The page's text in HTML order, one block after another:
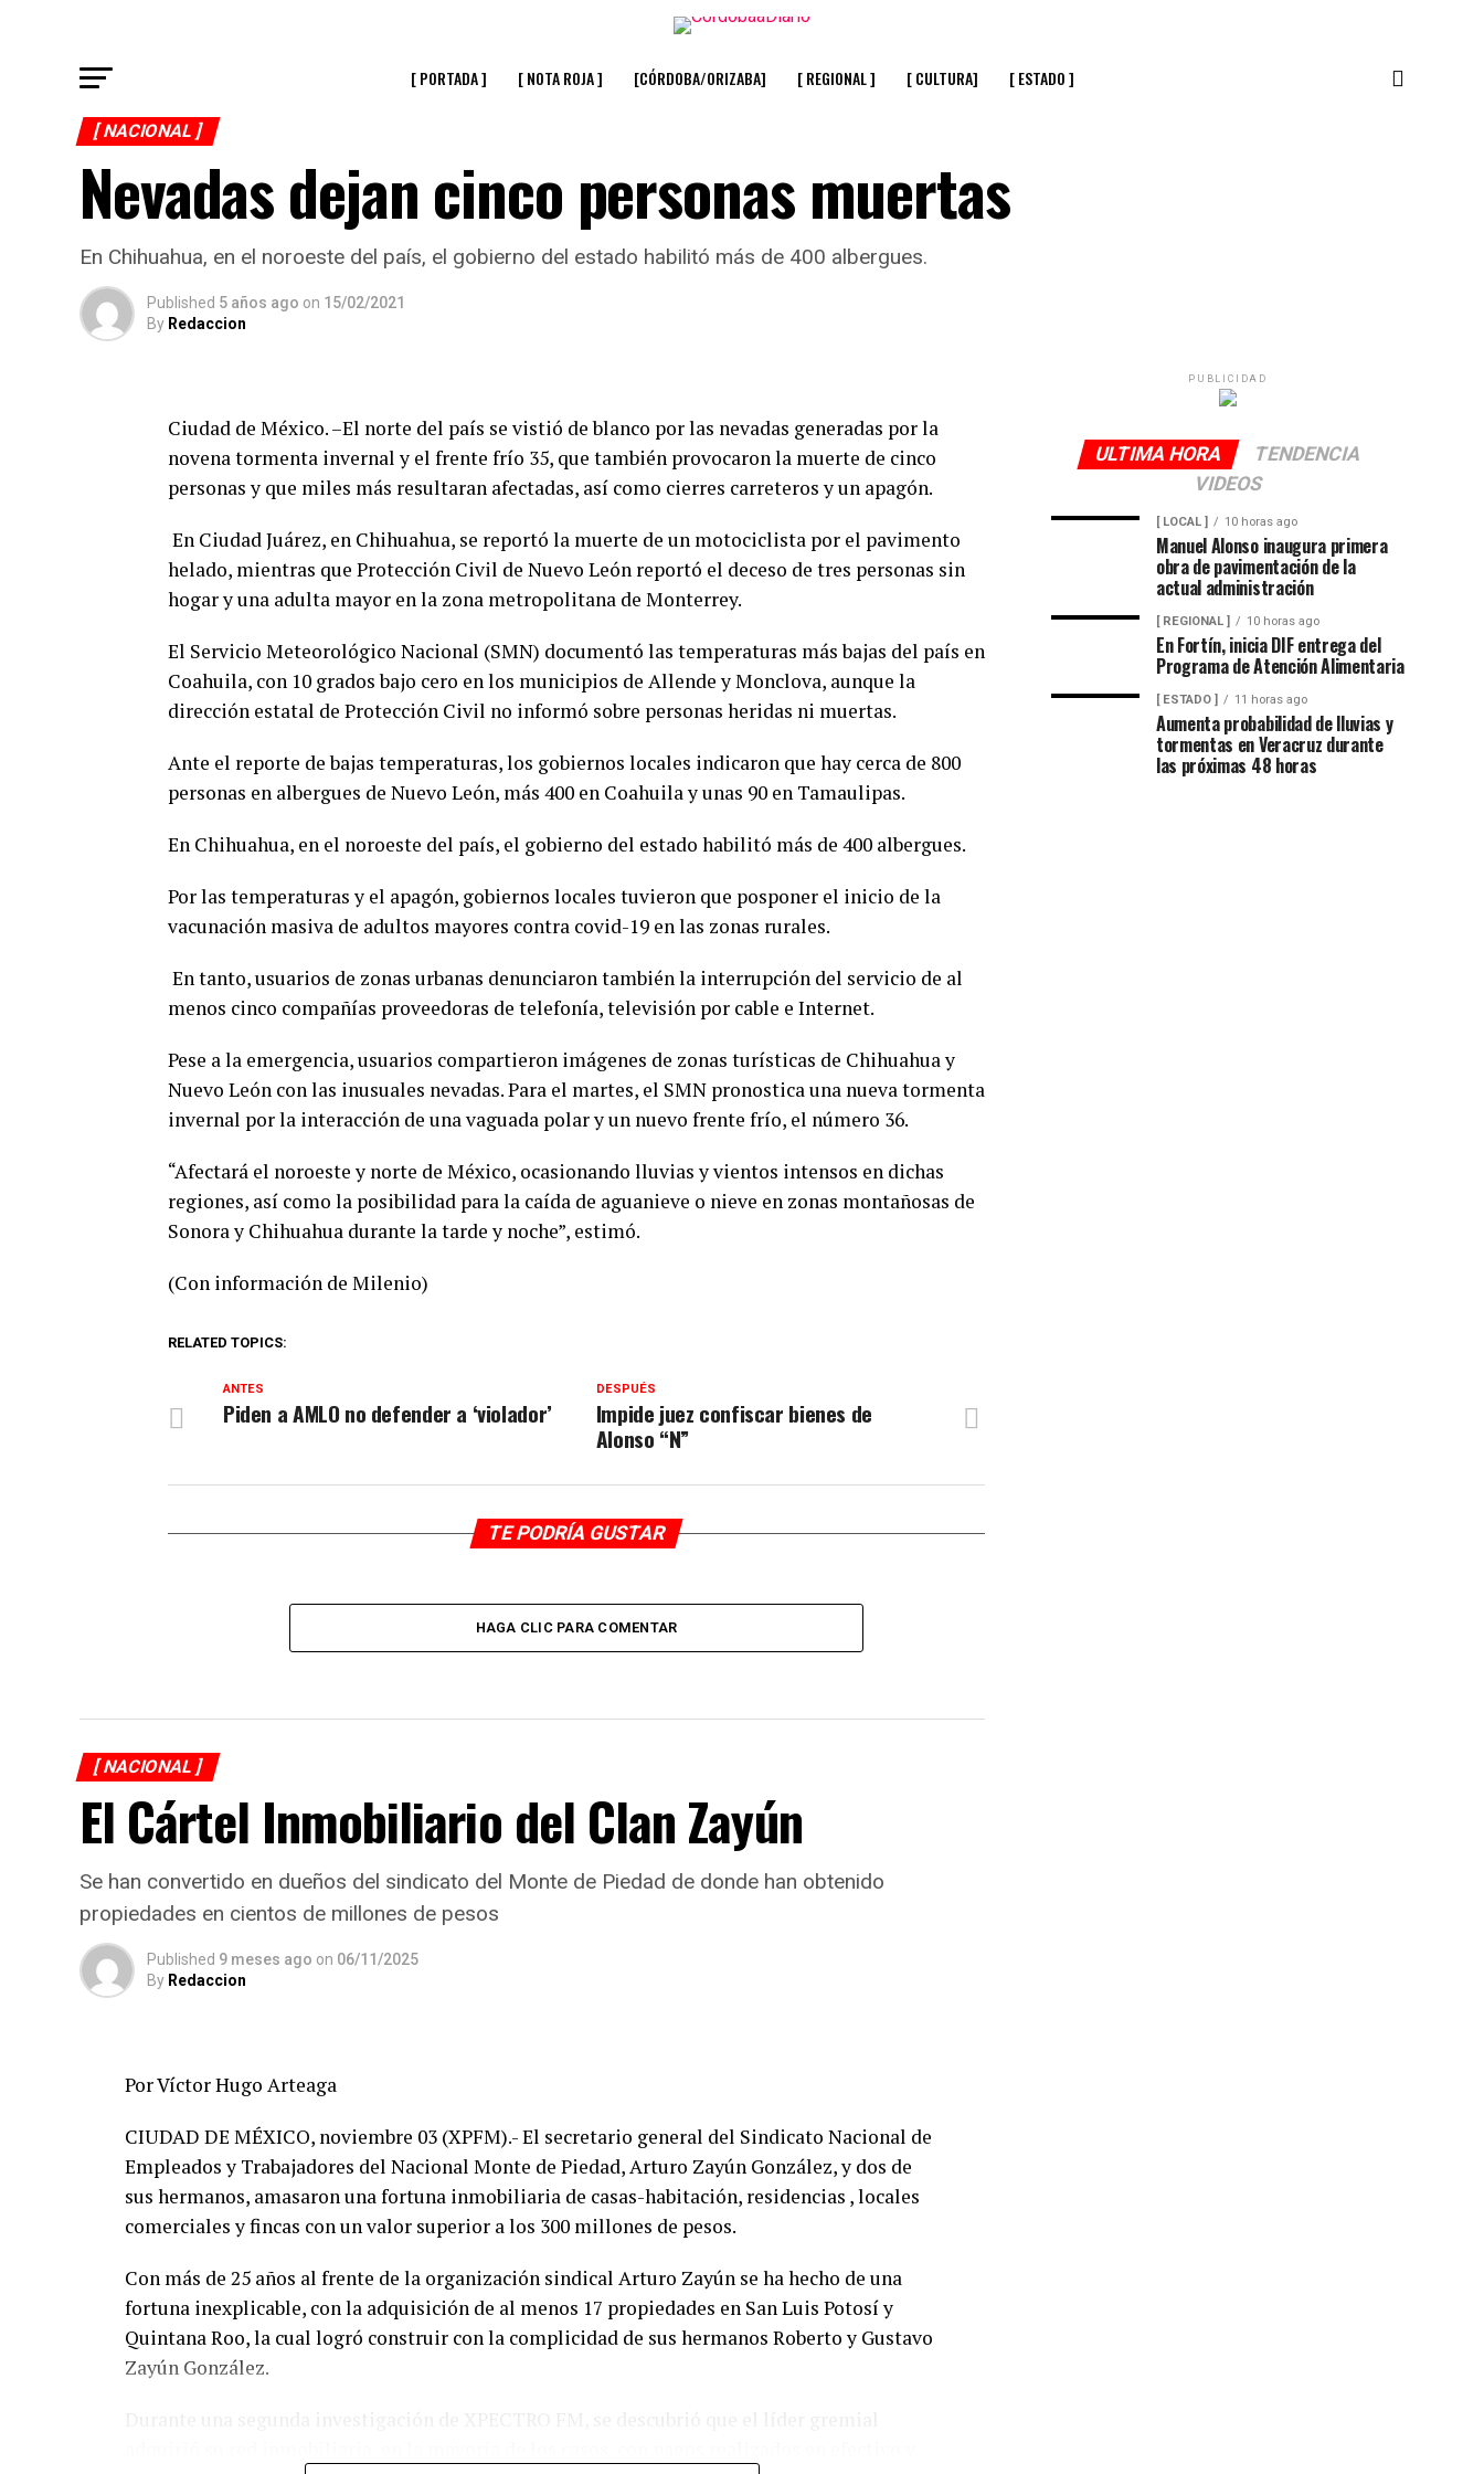
[ PORTADA ] [ NOTA ROJA ] [CÓRDOBA/ORIZABA] [ REGIONAL ] [ CULTURA] [ ESTADO ]
[ NACIONAL ]
Nevadas dejan cinco personas muertas
En Chihuahua, en el noroeste del país, el gobierno del estado habilitó más de 400 albergues.
Published 5 años ago on 15/02/2021
By Redaccion
Ciudad de México. –El norte del país se vistió de blanco por las nevadas generadas por la
novena tormenta invernal y el frente frío 35, que también provocaron la muerte de cinco
personas y que miles más resultaran afectadas, así como cierres carreteros y un apagón.
En Ciudad Juárez, en Chihuahua, se reportó la muerte de un motociclista por el pavimento
helado, mientras que Protección Civil de Nuevo León reportó el deceso de tres personas sin
hogar y una adulta mayor en la zona metropolitana de Monterrey.
El Servicio Meteorológico Nacional (SMN) documentó las temperaturas más bajas del país en
Coahuila, con 10 grados bajo cero en los municipios de Allende y Monclova, aunque la
dirección estatal de Protección Civil no informó sobre personas heridas ni muertas.
Ante el reporte de bajas temperaturas, los gobiernos locales indicaron que hay cerca de 800
personas en albergues de Nuevo León, más 400 en Coahuila y unas 90 en Tamaulipas.
En Chihuahua, en el noroeste del país, el gobierno del estado habilitó más de 400 albergues.
Por las temperaturas y el apagón, gobiernos locales tuvieron que posponer el inicio de la
vacunación masiva de adultos mayores contra covid-19 en las zonas rurales.
En tanto, usuarios de zonas urbanas denunciaron también la interrupción del servicio de al
menos cinco compañías proveedoras de telefonía, televisión por cable e Internet.
Pese a la emergencia, usuarios compartieron imágenes de zonas turísticas de Chihuahua y
Nuevo León con las inusuales nevadas. Para el martes, el SMN pronostica una nueva tormenta
invernal por la interacción de una vaguada polar y un nuevo frente frío, el número 36.
“Afectará el noroeste y norte de México, ocasionando lluvias y vientos intensos en dichas
regiones, así como la posibilidad para la caída de aguanieve o nieve en zonas montañosas de
Sonora y Chihuahua durante la tarde y noche”, estimó.
(Con información de Milenio)
RELATED TOPICS:
DESPUÉS
Impide juez confiscar bienes de
Alonso “N”
ANTES
Piden a AMLO no defender a ‘violador’
TE PODRÍA GUSTAR
HAGA CLIC PARA COMENTAR
[ NACIONAL ]
El Cártel Inmobiliario del Clan Zayún
Se han convertido en dueños del sindicato del Monte de Piedad de donde han obtenido
propiedades en cientos de millones de pesos
Published 9 meses ago on 06/11/2025
By Redaccion
Por Víctor Hugo Arteaga
CIUDAD DE MÉXICO, noviembre 03 (XPFM).- El secretario general del Sindicato Nacional de
Empleados y Trabajadores del Nacional Monte de Piedad, Arturo Zayún González, y dos de
sus hermanos, amasaron una fortuna inmobiliaria de casas-habitación, residencias , locales
comerciales y fincas con un valor superior a los 300 millones de pesos.
Con más de 25 años al frente de la organización sindical Arturo Zayún se ha hecho de una
fortuna inexplicable, con la adquisición de al menos 17 propiedades en San Luis Potosí y
Quintana Roo, la cual logró construir con la complicidad de sus hermanos Roberto y Gustavo
Zayún González.
PUBLICIDAD
ULTIMA HORA
TENDENCIA
VIDEOS
[ LOCAL ] 10 horas ago
Manuel Alonso inaugura primera
obra de pavimentación de la
actual administración
[ REGIONAL ] 10 horas ago
En Fortín, inicia DIF entrega del
Programa de Atención Alimentaria
[ ESTADO ] 11 horas ago
Aumenta probabilidad de lluvias y
tormentas en Veracruz durante
las próximas 48 horas